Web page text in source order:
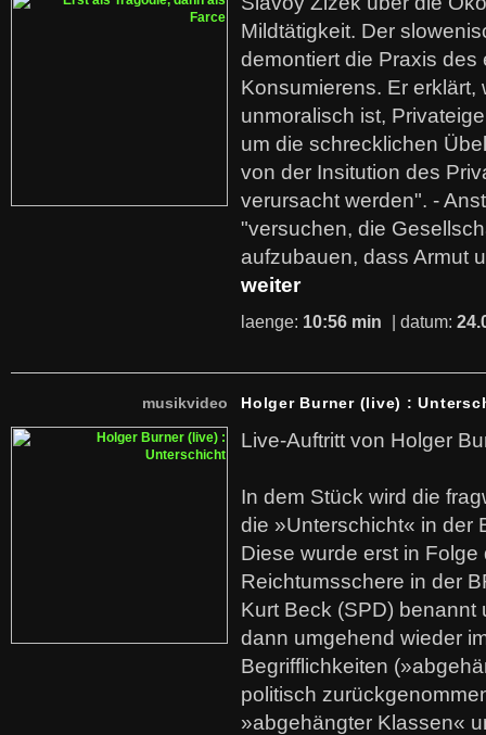
Mildtätigkeit. Der
demontiert die Praxis des
Konsumierens. Er erklärt,
unmoralisch ist,
um die schrecklichen
von der Insitution des
verursacht werden". -
"versuchen, die
aufzubauen, dass Armut
weiter
laenge: 10:56 min | datum:
musikvideo Holger Burner (live) :
Live-Auftritt von Holger
In dem Stück wird die
die »Unterschicht« in der
Diese wurde erst in
Reichtumsschere in der
Kurt Beck (SPD)
dann umgehend wieder
Begrifflichkeiten
politisch
»abgehängter Klassen«